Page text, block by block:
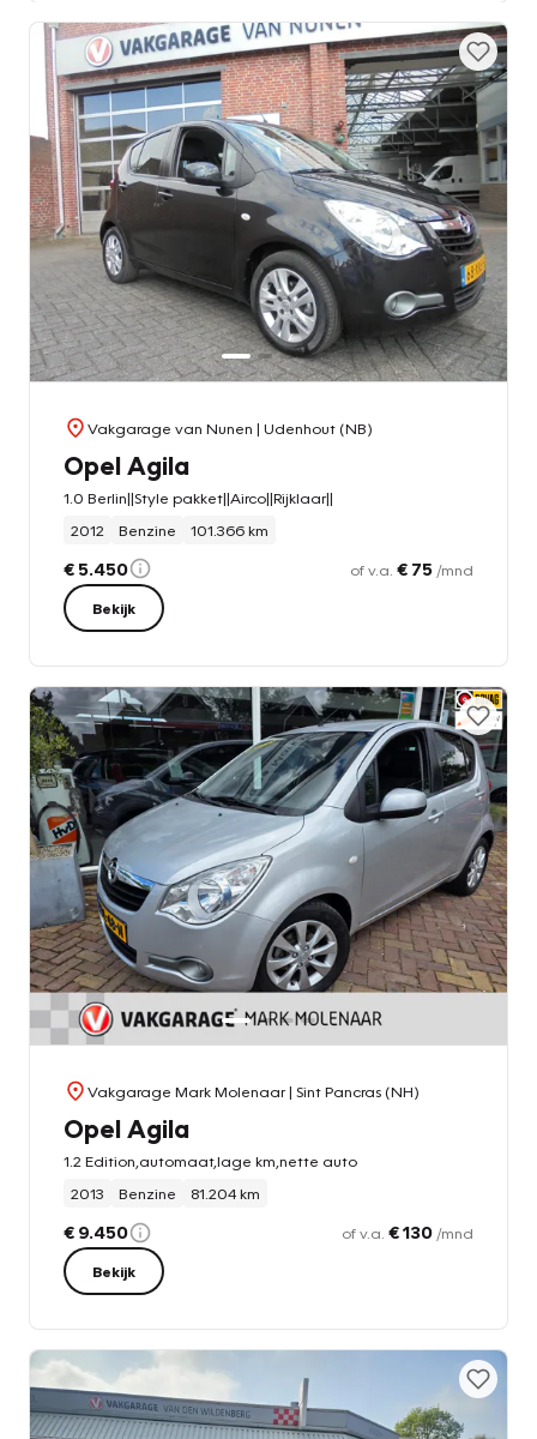
Vakgarage van Nunen | Udenhout (NB)
Opel Agila
1.0 Berlin||Style pakket||Airco||Rijklaar||
2012
Benzine 101.366 km
€ 5.450 of v.a. € 75 /mnd
Bekijk
Vakgarage Mark Molenaar| Sint Pancras (NH)
Opel Agila
1.2 Edition,automaat,lage km,nette auto
2013
Benzine 81.204 km
€ 9.450 of v.a. € 130 /mnd
Bekijk